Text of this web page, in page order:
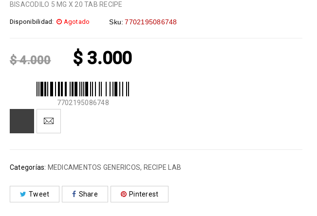
BISACODILO 5 MG X 20 TAB RECIPE
Disponibilidad: Agotado Sku: 7702195086748
$4.000 $ 3.000
7702195086748
Categorías: MEDICAMENTOS GENERICOS, RECIPE LAB
Tweet Share Pinterest